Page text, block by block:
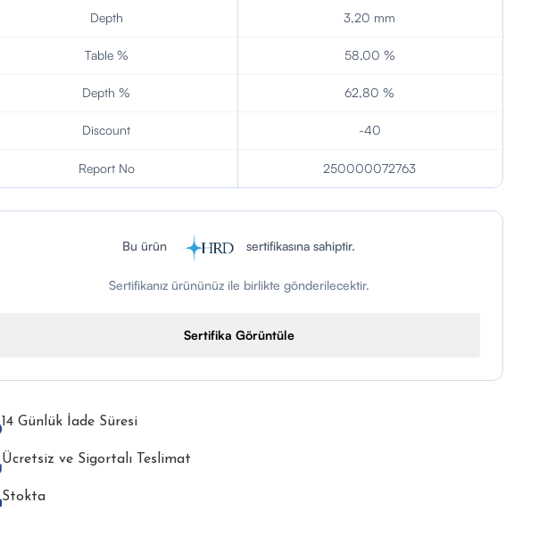
Depth 3,20 mm
Table % 58,00 %
Depth % 62,80 %
Discount -40
Report No 250000072763
Bu ürün sertifikasına sahiptir.
Sertifikanız ürününüz ile birlikte gönderilecektir.
Sertifika Görüntüle
14 Günlük İade Süresi
Ücretsiz ve Sigortalı Teslimat
Stokta